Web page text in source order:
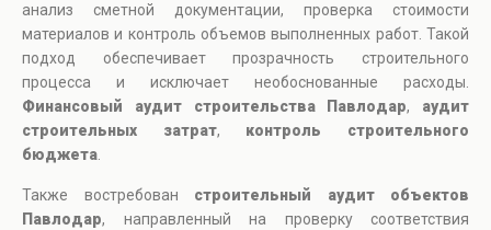
анализ сметной документации, проверка стоимости
материалов и контроль объемов выполненных работ. Такой
подход обеспечивает прозрачность строительного
процесса и исключает необоснованные расходы.
Финансовый аудит строительства Павлодар, аудит
строительных затрат, контроль строительного
бюджета
Также востребован строительный аудит объектов
Павлодар, направленный на проверку соответствия